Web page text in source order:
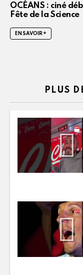
OCÉANS : ciné
Fête de la Science
EN SAVOIR +
PLUS